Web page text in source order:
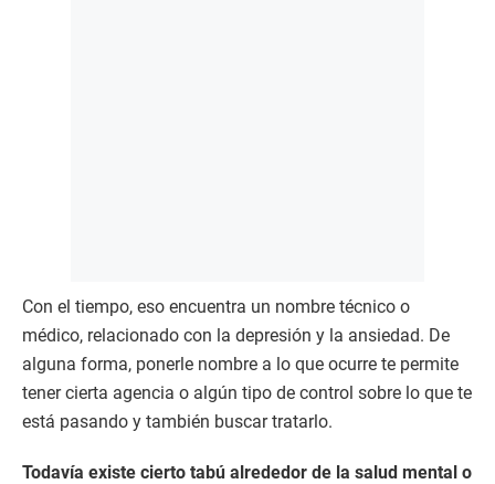
Con el tiempo, eso encuentra un nombre técnico o
médico, relacionado con la depresión y la ansiedad. De
alguna forma, ponerle nombre a lo que ocurre te permite
tener cierta agencia o algún tipo de control sobre lo que te
está pasando y también buscar tratarlo.
Todavía existe cierto tabú alrededor de la salud mental o